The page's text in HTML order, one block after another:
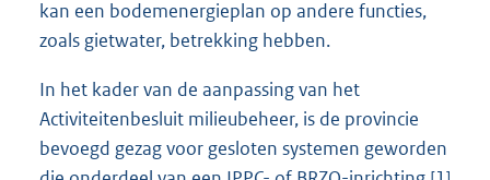
kan een bodemenergieplan op andere functies,
zoals gietwater, betrekking hebben.
In het kader van de aanpassing van het
Activiteitenbesluit milieubeheer, is de provincie
bevoegd gezag voor gesloten systemen geworden